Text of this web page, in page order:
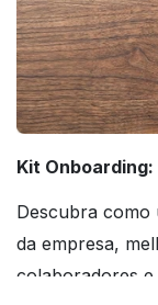
Kit Onboarding:
Descubra como
da empresa,
colaboradores